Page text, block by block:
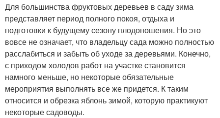
Для большинства фруктовых деревьев в саду зима
представляет период полного покоя, отдыха и
подготовки к будущему сезону плодоношения. Но это
вовсе не означает, что владельцу сада можно полностью
расслабиться и забыть об уходе за деревьями. Конечно,
с приходом холодов работ на участке становится
намного меньше, но некоторые обязательные
мероприятия выполнять все же придется. К таким
относится и обрезка яблонь зимой, которую практикуют
некоторые садоводы.